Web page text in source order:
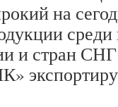
на
и стран